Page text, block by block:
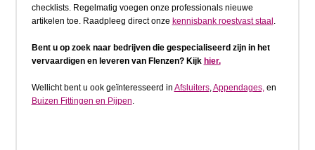
checklists. Regelmatig voegen onze professionals nieuwe
artikelen toe. Raadpleeg direct onze kennisbank roestvast staal
Bent u op zoek naar bedrijven die gespecialiseerd zijn in het
vervaardigen en leveren van Flenzen? Kijk hier.
Wellicht bent u ook geïnteresseerd in Afsluiters, Appendages, en
Buizen Fittingen en Pijpen